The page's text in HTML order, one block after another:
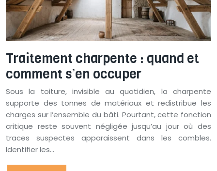
Traitement charpente : quand et
comment s’en occuper
Sous la toiture, invisible au quotidien, la charpente
supporte des tonnes de matériaux et redistribue les
charges sur l’ensemble du bâti. Pourtant, cette fonction
critique reste souvent négligée jusqu’au jour où des
traces suspectes apparaissent dans les combles.
Identifier les…